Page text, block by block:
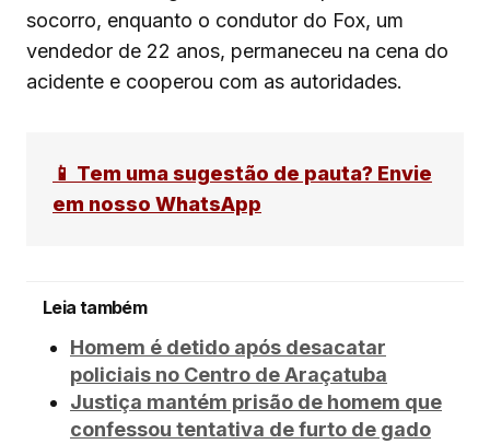
socorro, enquanto o condutor do Fox, um
vendedor de 22 anos, permaneceu na cena do
acidente e cooperou com as autoridades.
📱 Tem uma sugestão de pauta? Envie
em nosso WhatsApp
Leia também
Homem é detido após desacatar
policiais no Centro de Araçatuba
Justiça mantém prisão de homem que
confessou tentativa de furto de gado